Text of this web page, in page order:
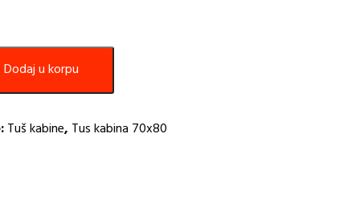
Dodaj u korpu
Tuš kabine, Tus kabina 70x80